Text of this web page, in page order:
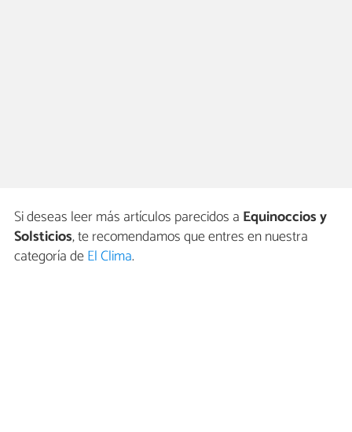
Si deseas leer más artículos parecidos a Equinoccios y
Solsticios, te recomendamos que entres en nuestra
categoría deEl Clima.